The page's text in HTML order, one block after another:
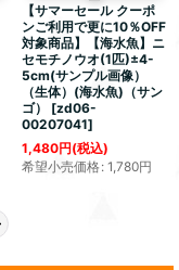
【サマーセール クーポ
ンご利用で更に10％OFF
対象商品】【海水魚】ニ
セモチノウオ(1匹)±4-
5cm(サンプル画像）
（生体）(海水魚)（サン
ゴ）
[zd06-
00207041]
1,480円(税込)
希望小売価格: 1,780円